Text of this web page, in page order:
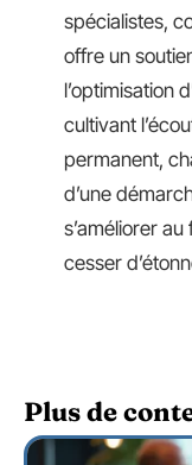
spécialistes,
offre un
l’optimisation
cultivant
permanent,
d’une
s’améliorer
cesser
Plus de